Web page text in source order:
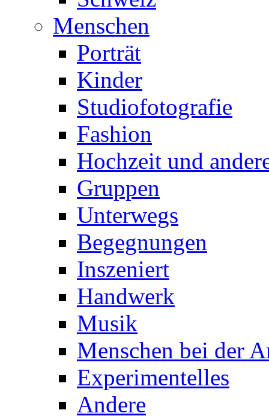
Menschen
Porträt
Kinder
Studiofotografie
Fashion
Hochzeit und
Gruppen
Unterwegs
Begegnungen
Inszeniert
Handwerk
Musik
Menschen bei der
Experimentelles
Andere